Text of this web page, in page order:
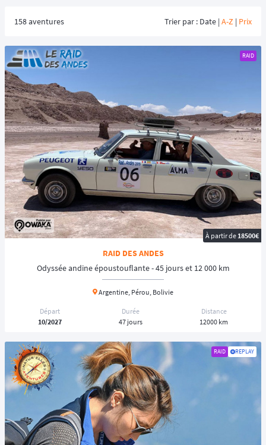
expérience unique où chaque journée offre son lot d'aventure et
👉 Qu’est-ce qu’un raid ?
Unraiddésigne unitinéraire longue distance
jours, voire plusieurs semaines, à travers des régions naturelles variées.
Contrairement à un simple road trip, leraidse distingue par :
◾️ un parcours structuré, souvent hors des routes classiques,
◾️ une navigation spécifique (roadbook, GPS, traces GPX),
◾️ une logistique encadrée,
◾️ et un esprit d’aventure et de solidarité.
Contrairement aurallye-raid
, la vitesse n'est pas prise en compte ; il ne
s’agit donc pas de compétition. ❌
Unraid est uneépreuve de navigationet parfois de régularité, appelée
ainsi unraid de régularité.
Il existe aussi desraids touristiquesdans le but de faire des voyages
d'exploration, desexpéditionsou des aventures en groupe. 🌎️
Le raid peut donc être sportif, touristique, solidaire ou découverte, avec
ou sans notion de chronométrage. C’est cette diversité qui fait toute la
On y retrouve une ambiance généralementplus conviviale
d'exploration et d'aventure.
En fonction de la durée et du niveau, les raids peuvent être
pour les débutants.
🏁 Les différents types de raids et formats
🚙 Les raids selon le type de véhicule
Il existe aujourd’hui une grandevariété de raids
profils d'aventuriers ; desraids moto, des
Trier par : Date | A-Z | Prix
158 aventures
RAID
À partir de18500€
RAID DES ANDES
Odyssée andine époustouflante - 45 jours et 12 000 km
Argentine, Pérou, Bolivie
Départ
10/2027
Durée
47 jours
Distance
12000 km
RAID REPLAY